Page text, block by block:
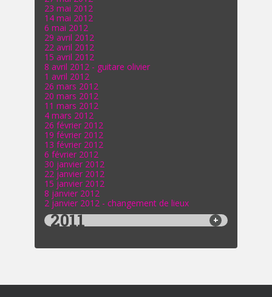
23 mai 2012
14 mai 2012
6 mai 2012
29 avril 2012
22 avril 2012
15 avril 2012
8 avril 2012 - guitare olivier
1 avril 2012
26 mars 2012
20 mars 2012
11 mars 2012
4 mars 2012
26 février 2012
19 février 2012
13 février 2012
6 février 2012
30 janvier 2012
22 janvier 2012
15 janvier 2012
8 janvier 2012
2 janvier 2012 - changement de lieux
2011